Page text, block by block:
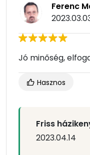
Ferenc
Jó minőség,
Hasznos
Friss
2023.04.14